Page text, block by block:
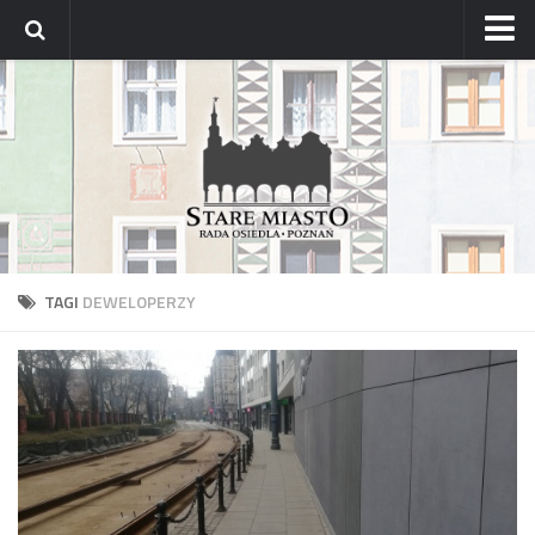
Strona główna
Archiwum aktualności
Archiwum bloga
Osiedle
Mapa osiedla
Dzielnicowi Starego Miasta
Urzędy
ZDM – awarie
Rada
TAGI DEWELOPERZY